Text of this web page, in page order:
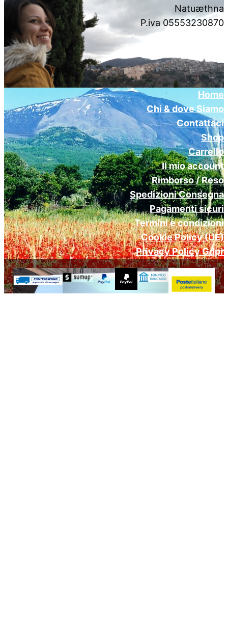
Natuæthna
P.iva 05553230870
Home
Chi & dove Siamo
Contattaci
Shop
Carrello
Il mio account
Rimborso / Reso
Spedizioni Consegna
Pagamenti sicuri
Termini e condizioni
Cookie Policy (UE)
Privacy Policy Gdpr